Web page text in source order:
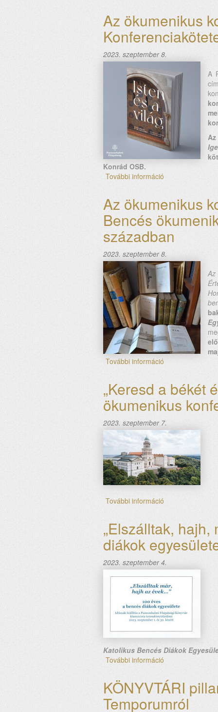
margójára
3.
Konferenciakötetek
–
második
kötet
tartalommal
kapcsolatosan
Az ökumenikus
2023. szeptember 8.
A
Konrád OSB.
További információ
margójára
–
2.
Konferenciakötetek
–
az
első
kötet
tartalommal
kapcsolatosan
Az ökumenikus
Bencés
században
2023. szeptember 8.
További információ
margójára
1.
Bencés
ökumenikus
küzdelmek
19.
században
tartalommal
kapcsolatosan
„Keresd a békét
ökumenikus
2023. szeptember 7.
További információ
és
járj
utána!”
Nemzetközi
ökumenikus
konferencia
a
tartalommal
kapcsolatosan
„Elszálltak,
diákok
2023. szeptember 4.
Katolikus Bencés Diákok
További információ
most
az
évek…”
Bencés
KÖNYVTÁRI
Temporumról